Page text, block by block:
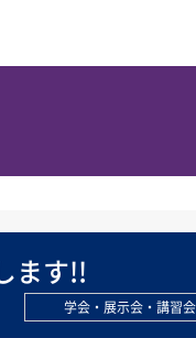
ます!!
学会・展示会・講習会